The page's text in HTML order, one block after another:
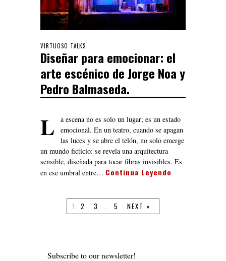
VIRTUOSO TALKS
Diseñar para emocionar: el
arte escénico de Jorge Noa y
Pedro Balmaseda.
L
a escena no es solo un lugar; es un estado
emocional. En un teatro, cuando se apagan
las luces y se abre el telón, no solo emerge
un mundo ficticio: se revela una arquitectura
sensible, diseñada para tocar fibras invisibles. Es
en ese umbral entre… Continua Leyendo
1 2 3 5 NEXT »
Subscribe to our newsletter!